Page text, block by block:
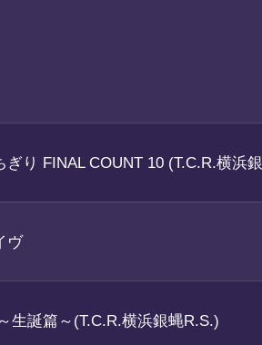
ぎり FINAL COUNT 10 (T.C.R.横浜
ヴ
生誕篇～(T.C.R.横浜銀蝿R.S.)